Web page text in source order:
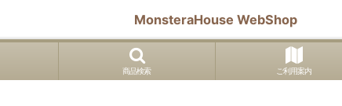
MonsteraHouse WebShop
商品検索 ご利用案内